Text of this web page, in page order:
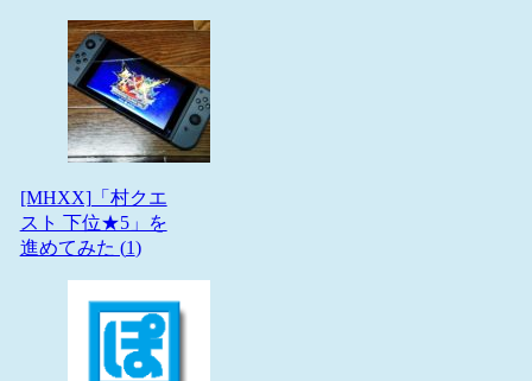
[MHXX]「村クエ
スト 下位★5」を
進めてみた (1)